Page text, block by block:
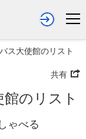
ス大使館のリスト
共有
のリスト
ゃべる